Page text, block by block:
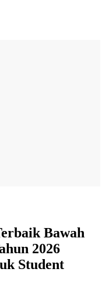
Bawah
2026
Student